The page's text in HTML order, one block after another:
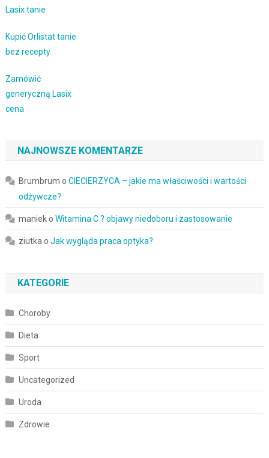
Lasix tanie
Kupić Orlistat tanie
bez recepty
Zamówić
generyczną Lasix
cena
NAJNOWSZE KOMENTARZE
Brumbrum o CIECIERZYCA – jakie ma właściwości i wartości
odżywcze?
manieko Witamina C ? objawy niedoboru i zastosowanie
ziutka o Jak wygląda praca optyka?
KATEGORIE
Choroby
Dieta
Sport
Uncategorized
Uroda
Zdrowie